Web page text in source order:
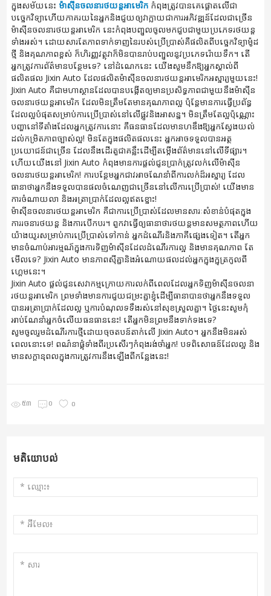
ក្នុងសម័យ​នេះ ម៉ាស៊ីនចលនារថយន្តអាមេរិក កំពុង​ត្រូវបាន​គេ​ផ្តោតលើជា​
បច្ចេកវិទ្យាហើយភាគរយនៃ​អ្នកនិង​ជួយ​ឲ្យ​វា​ក្លាយ​ជាការអភិវឌ្ឍន៍​ដែល​ជាច្រើន
ម៉ាស៊ីនចលនារថយន្តអាមេរិក នេះកំពុងបញ្ចូលចូលមកជួបជាមួយប្រភេទរថយន្ត
ទាំងអស់។ ដោយសារតែ​ភាពទាក់ទាញនៃរបស់ប្រើប្រាស់គឺផលិតពីបច្ចេកវិទ្យាម៉ូដ
ថ្មី និង​គុណភាពខ្ពស់ ក៏ហិរញ្ញវត្ថុវាក៏មិនបានរាប់បញ្ចូលនូវប្រភេទរ៉ោយទឹក។ តើ
អ្នកត្រូវការព័ត៌មានបន្ថែមទេ? នៅដំណេកនេះ យើងសូមនឹកឱ្យ​អ្នកស្គាល់ពី
ផលិតផល Jixin Auto ដែលផលិតម៉ាស៊ីនចលនារថយន្តអាមេរិក​អស្ចារ្យមួយនេះ!
Jixin Auto គឺជាមហាស្ថានដែល​បានបង្កើតឲ្យមានប្រសិទ្ធភាពជាមួយនឹងម៉ាស៊ីន
ចលនារថយន្តអាមេរិក ដែលមិនត្រឹមតែមានគុណភាពល្អ ប៉ុន្តែមានការធ្វើប្រព័ន្ធ
ដែលល្អបំផុតសម្រាប់ការប្រើប្រាស់នៅលើផ្លូវនិងអាសន្ន។ មិនត្រឹមតែល្អប៉ុណ្ណោះ
បញ្ហានៅទីតាំងដែលអ្នកត្រូវការនោះ គឺធនធានដែលមានហឌឹងឱ្យអ្នកស្វែងយល់
ដល់កម្រិតភាពច្បាស់ល្អ! មិនតែក្នុងផលិតផលនេះ អ្នកអាចទទួលបានអត្ថ
ប្រយោជន៍ជាច្រើន ដែលនឹងដើរតួជា​គន្លឹះដើម្បីតម្កើងព័ត៌មាននៅលើទីផ្សារ។
ហើយយើងនៅ Jixin Auto កំពុង​មានការផ្តល់ជូនប្រាក់ត្រូវលក់លើម៉ាស៊ីន
ចលនារថយន្តអាមេរិក! ការបន្ថែមអ្នកជាវអាចណែនាំពីការលក់ដ៏អស្ចារ្យ ដែល
ធានាថាអ្នកនឹងទទួលបានផលចំណេញជាច្រើននៅលើការប្រើប្រាស់! យើងមាន
ការចំណាយលា និងអត្រាប្រាក់ដែលល្អឥតខ្ចោះ!
ម៉ាស៊ីនចលនារថយន្តអាមេរិក គឺជាការប្រើប្រាស់ដែលមានសារៈសំខាន់បំផុតក្នុង
ការរចនារថយន្ត និងការបើកបរ។ ពួកវាធ្វើឲ្យធានាថារថយន្តមានសមត្ថភាពហើយ
យ៉ាងយូរសម្រាប់ការប្រើប្រាស់ទៅកាន់ អ្នកដំណើរនិងភាគីផ្សេងទៀត។ តើអ្នក
មានចំណាប់អារម្មណ៍ក្នុងការទិញម៉ាស៊ីនដែលដំណើរការល្អ និងមានគុណភាព តែ
មើលទេ? Jixin Auto មានភាពស៊ីគ្នានិងអំណោយផលដល់អ្នកក្នុងក្នុត្រកូលពី
ហ្គេមនេះ។
Jixin Auto ផ្តល់ជូនសេវាកម្មក្រោយការលក់​ពីពេលដែលអ្នកទិញម៉ាស៊ីនចលនា
រថយន្តអាមេរិក ព្រមទាំងមានការជួយជម្រះគ្នាខ្ញុំដើម្បីធានាបានថាអ្នកនឹងទទួល
បានអត្រាប្រាក់ដែលល្អ ឬការបំណុលទទឹងរស់នៅសុខស្រួលគ្នា។ ថ្ងៃនេះសូមកុំ
អាប់ណែនាំអ្នកចំលើយធនធាននេះ! តើអ្នកមិនព្រមនឹងទាក់ទង​ទេ?
សូមចូលរួមដំណើរការថ្មីដោយចុចតបន៍តាក់លើ Jixin Auto។ អ្នកនឹងមិនអស់
ពេលនោះទេ! ពណ៌នាផ្គុំទាំងពីរប្រសើរៗកំពុងរង់ចាំអ្នក! បទពិសោធន៍ដែលល្អ និង
មានសក្តានុពលក្នុងការត្រូវការនឹងឡើងពីកន្លែងនេះ!
៥៣ ០ ០
មតិយោបល់